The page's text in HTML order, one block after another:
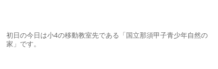
初日の今日は小4の移動教室先である「国立那須甲子青少年自然の
家」です。